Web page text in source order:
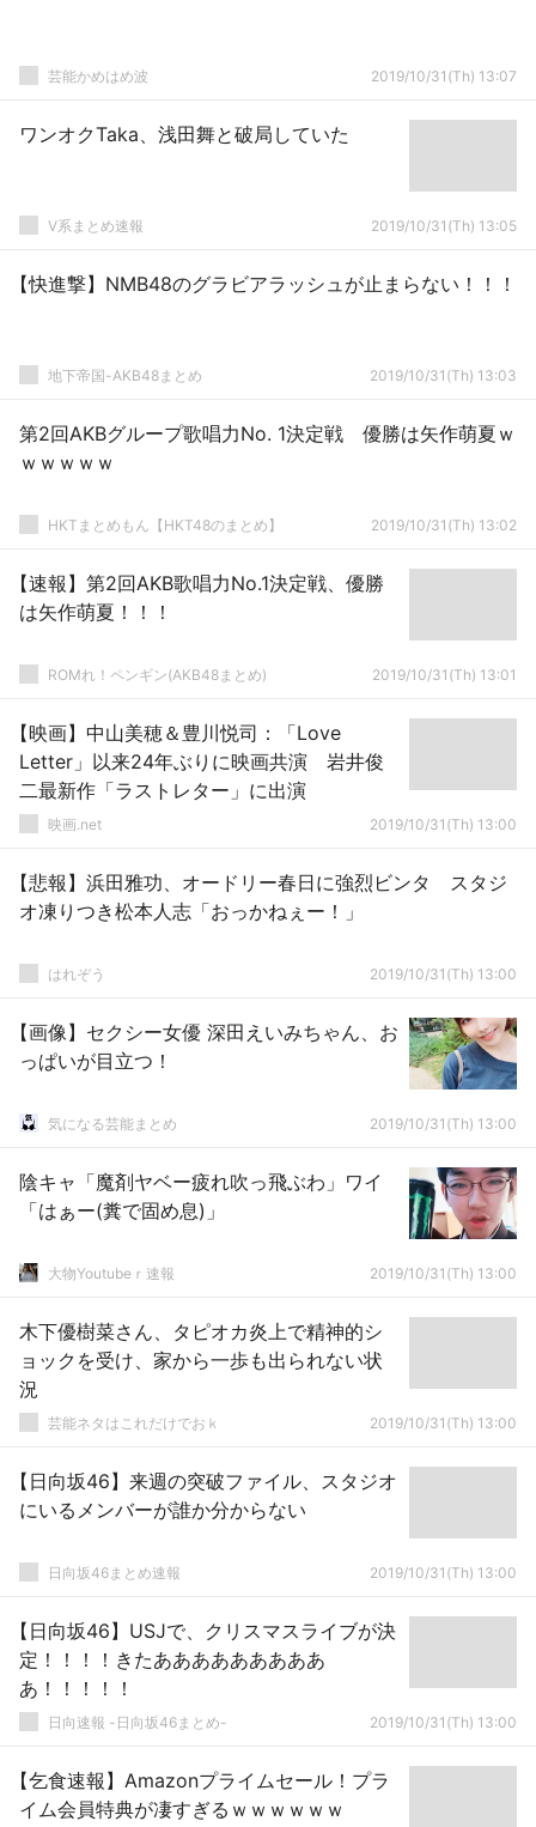
芸能かめはめ波 2019/10/31(Th) 13:07
ワンオクTaka、浅田舞と破局していた
V系まとめ速報 2019/10/31(Th) 13:05
【快進撃】NMB48のグラビアラッシュが止まらない！！！
地下帝国-AKB48まとめ 2019/10/31(Th) 13:03
第2回AKBグループ歌唱力No. 1決定戦 優勝は矢作萌夏ｗ
ｗｗｗｗｗ
HKTまとめもん【HKT48のまとめ】 2019/10/31(Th) 13:02
【速報】第2回AKB歌唱力No.1決定戦、優勝
は矢作萌夏！！！
ROMれ！ペンギン(AKB48まとめ) 2019/10/31(Th) 13:01
【映画】中山美穂＆豊川悦司：「Love
Letter」以来24年ぶりに映画共演 岩井俊
二最新作「ラストレター」に出演
映画.net 2019/10/31(Th) 13:00
【悲報】浜田雅功、オードリー春日に強烈ビンタ スタジ
オ凍りつき松本人志「おっかねぇー！」
はれぞう 2019/10/31(Th) 13:00
【画像】セクシー女優 深田えいみちゃん、お
っぱいが目立つ！
気になる芸能まとめ 2019/10/31(Th) 13:00
陰キャ「魔剤ヤベー疲れ吹っ飛ぶわ」ワイ
「はぁー(糞で固め息)」
大物Youtubeｒ速報 2019/10/31(Th) 13:00
木下優樹菜さん、タピオカ炎上で精神的シ
ョックを受け、家から一歩も出られない状
況
芸能ネタはこれだけでおｋ 2019/10/31(Th) 13:00
【日向坂46】来週の突破ファイル、スタジオ
にいるメンバーが誰か分からない
日向坂46まとめ速報 2019/10/31(Th) 13:00
【日向坂46】USJで、クリスマスライブが決
定！！！！きたあああああああああ
あ！！！！！
日向速報 -日向坂46まとめ- 2019/10/31(Th) 13:00
【乞食速報】Amazonプライムセール！プラ
イム会員特典が凄すぎるｗｗｗｗｗｗ